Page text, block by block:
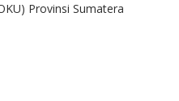
Provinsi Sumatera